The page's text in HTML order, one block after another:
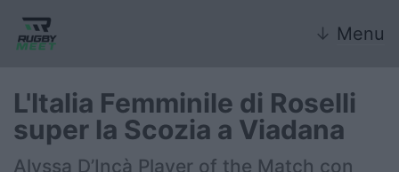
↓ Menu
Nazionale
L'Italia Femminile di Roselli
super la Scozia a Viadana
Alyssa D’Incà Player of the Match con